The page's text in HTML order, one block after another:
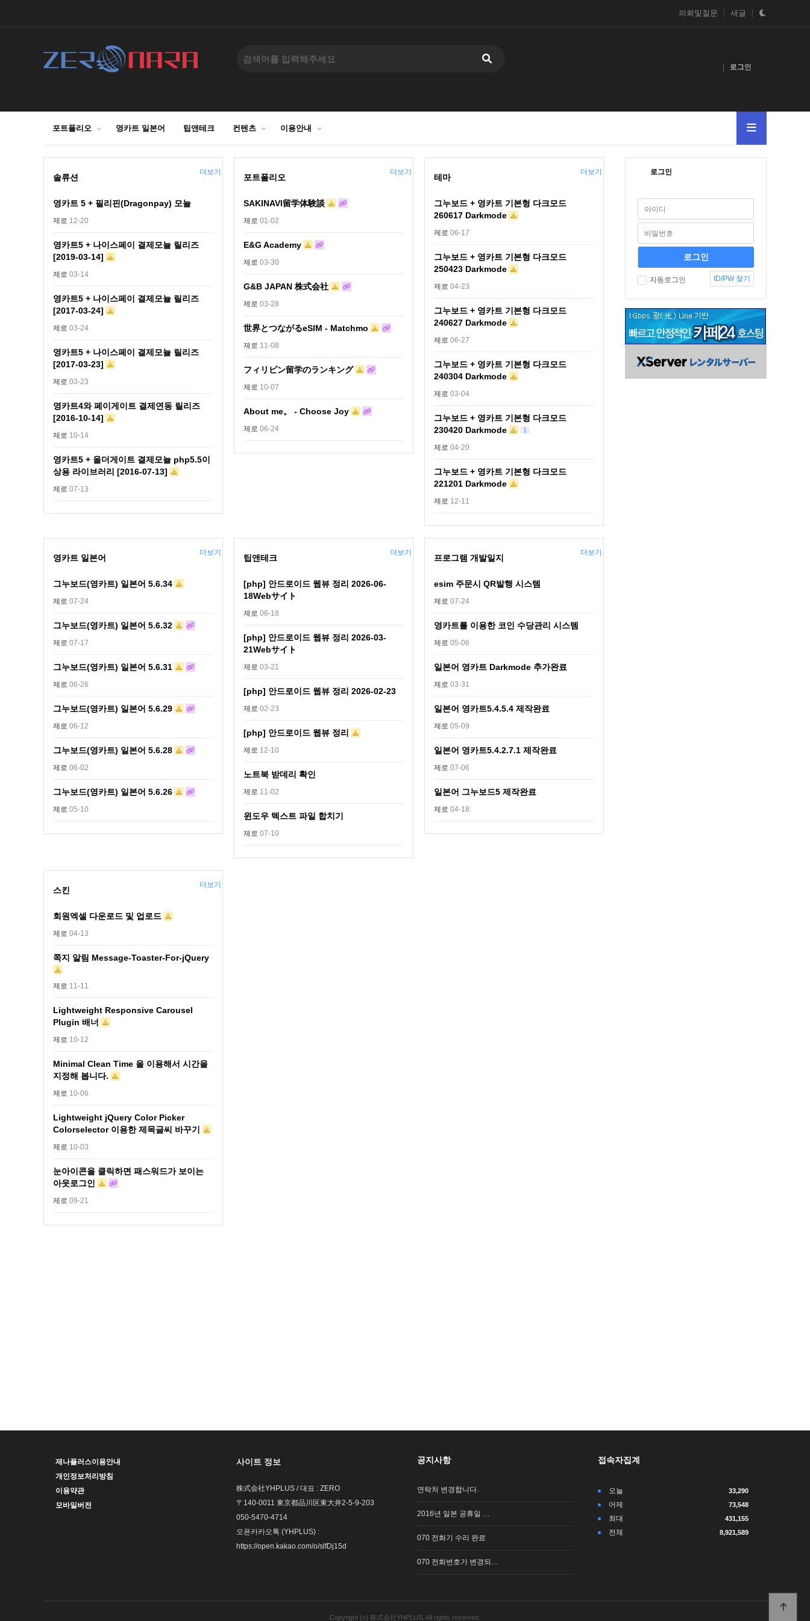
의뢰및질문 새글
로그인
포트폴리오 영카트 일본어 팁앤테크 컨텐츠 이용안내
솔류션
영카트 5 + 필리핀(Dragonpay) 모뉼
제로 12-20
영카트5 + 나이스페이 결제모뉼 릴리즈
[2019-03-14]
제로 03-14
영카트5 + 나이스페이 결제모뉼 릴리즈
[2017-03-24]
제로 03-24
영카트5 + 나이스페이 결제모뉼 릴리즈
[2017-03-23]
제로 03-23
영카트4와 페이게이트 결제연동 릴리즈
[2016-10-14]
제로 10-14
영카트5 + 올더게이트 결제모뉼 php5.5이
상용 라이브러리 [2016-07-13]
제로 07-13
더보기
포트폴리오
SAKINAVI留学体験談
제로 01-02
E&G Academy
제로 03-30
G&B JAPAN 株式会社
제로 03-28
世界とつながるeSIM - Matchmo
제로 11-08
フィリピン留学のランキング
제로 10-07
About me。 - Choose Joy
제로 06-24
더보기
테마
그누보드 + 영카트 기본형 다크모드
260617 Darkmode
제로 06-17
그누보드 + 영카트 기본형 다크모드
250423 Darkmode
제로 04-23
그누보드 + 영카트 기본형 다크모드
240627 Darkmode
제로 06-27
그누보드 + 영카트 기본형 다크모드
240304 Darkmode
제로 03-04
그누보드 + 영카트 기본형 다크모드
230420 Darkmode
1
제로 04-20
그누보드 + 영카트 기본형 다크모드
221201 Darkmode
제로 12-11
더보기
영카트 일본어
그누보드(영카트) 일본어 5.6.34
제로 07-24
그누보드(영카트) 일본어 5.6.32
제로 07-17
그누보드(영카트) 일본어 5.6.31
제로 06-26
그누보드(영카트) 일본어 5.6.29
제로 06-12
그누보드(영카트) 일본어 5.6.28
제로 06-02
그누보드(영카트) 일본어 5.6.26
제로 05-10
더보기
팁앤테크
[php] 안드로이드 웹뷰 정리 2026-06-
18Webサイト
제로 06-18
[php] 안드로이드 웹뷰 정리 2026-03-
21Webサイト
제로 03-21
[php] 안드로이드 웹뷰 정리 2026-02-23
제로 02-23
[php] 안드로이드 웹뷰 정리
제로 12-10
노트북 받데리 확인
제로 11-02
윈도우 텍스트 파일 합치기
제로 07-10
더보기
프로그램 개발일지
esim 주문시 QR발행 시스템
제로 07-24
영카트를 이용한 코인 수당관리 시스템
제로 05-06
일본어 영카트 Darkmode 추가완료
제로 03-31
일본어 영카트5.4.5.4 제작완료
제로 05-09
일본어 영카트5.4.2.7.1 제작완료
제로 07-06
일본어 그누보드5 제작완료
제로 04-18
더보기
스킨
회원엑셀 다운로드 및 업로드
제로 04-13
쪽지 알림 Message-Toaster-For-jQuery
제로 11-11
Lightweight Responsive Carousel
Plugin 배너
제로 10-12
Minimal Clean Time 을 이용해서 시간을
지정해 봅니다.
제로 10-06
Lightweight jQuery Color Picker
Colorselector 이용한 제목글씨 바꾸기
제로 10-03
눈아이콘을 클릭하면 패스워드가 보이는
아웃로그인
제로 09-21
더보기
로그인
자동로그인 ID/PW 찾기
제나플러스이용안내
개인정보처리방침
이용약관
모바일버전
사이트 정보
株式会社YHPLUS / 대표 : ZERO
〒140-0011 東京都品川区東大井2-5-9-203
050-5470-4714
오픈카카오톡 (YHPLUS) :
https://open.kakao.com/o/slfDj15d
공지사항
연락처 변경합니다.
2016년 일본 공휴일 …
070 전화기 수리 완료
070 전화번호가 변경되…
접속자집계
오늘 33,290
어제 73,548
최대 431,155
전체 8,921,589
Copyright (c) 株式会社YHPLUS. All rights reserved.